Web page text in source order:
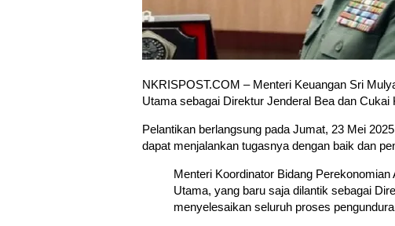
NKRISPOST.COM – Menteri Keuangan Sri
Utama sebagai Direktur Jenderal Bea dan
Pelantikan berlangsung pada Jumat, 23 Mei
dapat menjalankan tugasnya dengan baik dan
Menteri Koordinator Bidang
Utama, yang baru saja dilantik sebagai
menyelesaikan seluruh proses